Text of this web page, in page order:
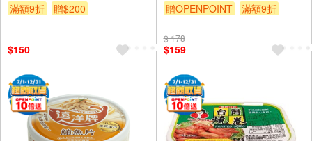
滿額9折
贈$200
$150
贈OPENPOINT
滿額9折
$ 178
$159